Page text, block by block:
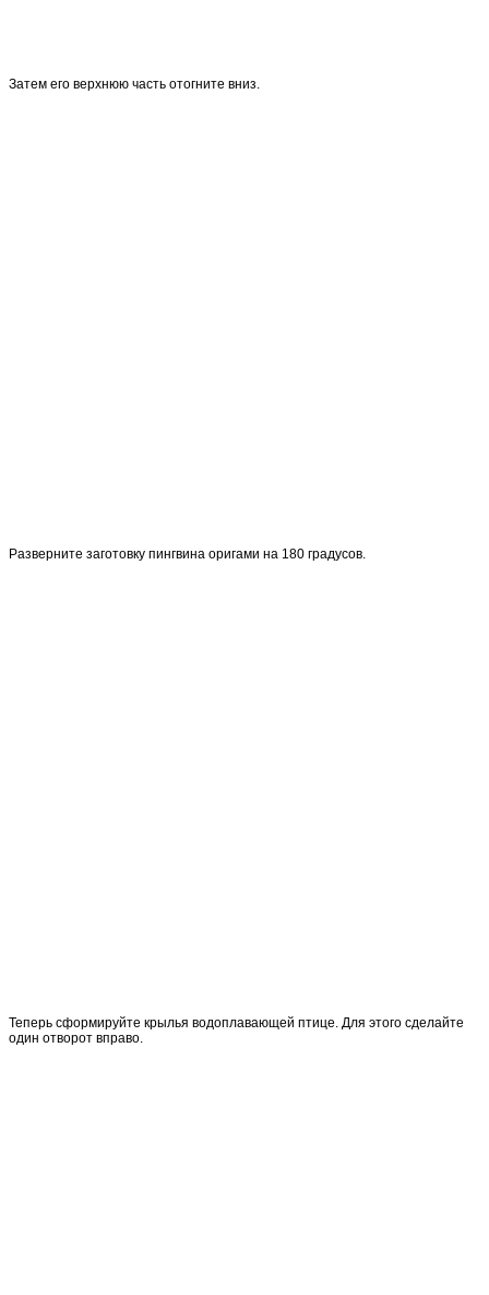
Затем его верхнюю часть отогните вниз.
Разверните заготовку пингвина оригами на 180 градусов.
Теперь сформируйте крылья водоплавающей птице. Для этого сделайте
один отворот вправо.